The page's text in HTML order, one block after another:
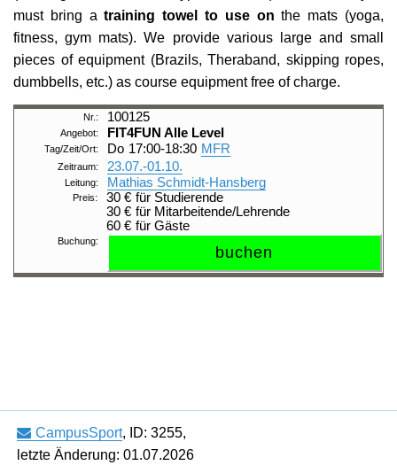
Studienbüro
Feedbackmanagement
Dezernat Internationales
Interdisziplinäres Studium Generale
Campustour
Leben und Studieren in Frankfurt am Main
Stellenangebote der Frankfurt UAS
Veranstaltungskalender
Hochschulwahlen
Jubiläum
Wir bauen
must bring atraining towel to use on the mats (yoga,
fitness, gym mats). We provide various large and small
pieces of equipment (Brazils, Theraband, skipping ropes,
dumbbells, etc.) as course equipment free of charge.
100125
FIT4FUN Alle Level
Do 17:00-18:30 MFR
23.07.-01.10.
Mathias Schmidt-Hansberg
30 € für Studierende
30 € für Mitarbeitende/Lehrende
60 € für Gäste
CampusSport, ID: 3255,
letzte Änderung: 01.07.2026